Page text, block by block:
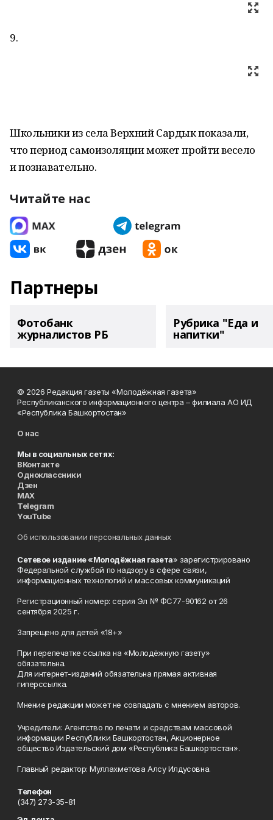
9.
Школьники из села Верхний Сардык показали,
что период самоизоляции может пройти весело
и познавательно.
Читайте нас
Партнеры
Фотобанк
журналистов РБ
Рубрика "Еда и
напитки"
© 2026 Редакция газеты «Молодёжная газета»
Республиканского информационного центра – филиала АО ИД
«Республика Башкортостан»
О нас
Мы в социальных сетях:
ВКонтакте
Одноклассники
Дзен
MAX
Telegram
YouTube
Об использовании персональных данных
Сетевое издание «Молодёжная газета» зарегистрировано
Федеральной службой по надзору в сфере связи,
информационных технологий и массовых коммуникаций
Регистрационный номер: серия Эл № ФС77-90162 от 26
сентября 2025 г.
Запрещено для детей «18+»
При перепечатке ссылка на «Молодёжную газету»
обязательна.
Для интернет-изданий обязательна прямая активная
гиперссылка.
Мнение редакции может не совпадать с мнением авторов.
Учредители: Агентство по печати и средствам массовой
информации Республики Башкортостан, Акционерное
общество Издательский дом «Республика Башкортостан».
Главный редактор: Муллахметова Алсу Илдусовна.
Телефон
(347) 273-35-81